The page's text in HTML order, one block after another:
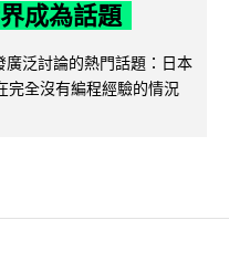
成為話題
泛討論的熱門話題：日本
完全沒有編程經驗的情況